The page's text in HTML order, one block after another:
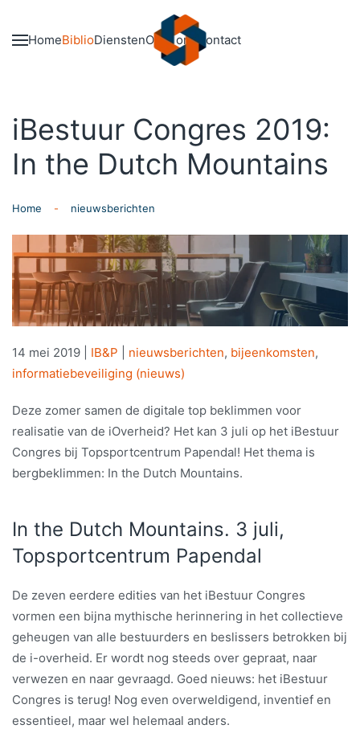
Skip to main content
HomeBiblioDienstenOver onsContact
iBestuur Congres 2019:
In the Dutch Mountains
Home nieuwsberichten
14 mei 2019 IB&P nieuwsberichten, bijeenkomsten,
informatiebeveiliging (nieuws)
Deze zomer samen de digitale top beklimmen voor
realisatie van de iOverheid? Het kan 3 juli op het iBestuur
Congres bij Topsportcentrum Papendal! Het thema is
bergbeklimmen: In the Dutch Mountains.
In the Dutch Mountains. 3 juli,
Topsportcentrum Papendal
De zeven eerdere edities van het iBestuur Congres
vormen een bijna mythische herinnering in het collectieve
geheugen van alle bestuurders en beslissers betrokken bij
de i-overheid. Er wordt nog steeds over gepraat, naar
verwezen en naar gevraagd. Goed nieuws: het iBestuur
Congres is terug! Nog even overweldigend, inventief en
essentieel, maar wel helemaal anders.